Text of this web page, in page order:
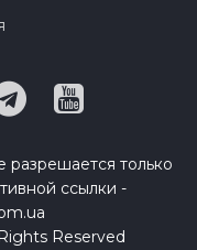
разрешается только
ссылки -
Reserved